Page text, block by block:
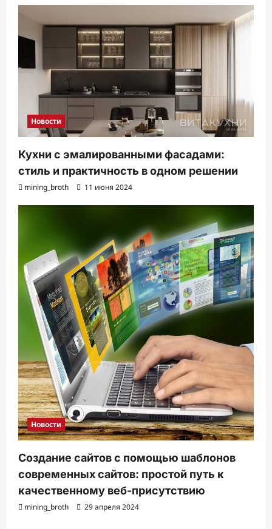
Новости
Кухни с эмалированными фасадами:
стиль и практичность в одном решении
mining_broth 11 июня 2024
Новости
Создание сайтов с помощью шаблонов
современных сайтов: простой путь к
качественному веб-присутствию
mining_broth 29 апреля 2024